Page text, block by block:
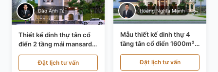
Đào Anh Tú
Thiết kế dinh thự tân cổ
điển 2 tầng mái mansard
tại Bắc Ninh KT20084
Đặt lịch tư vấn
Hoàng Nghĩa Mạnh
Mẫu thiết kế dinh thự 4
tầng tân cổ điển 1600m²
tại Thanh Hóa KT20071
Đặt lịch tư vấn